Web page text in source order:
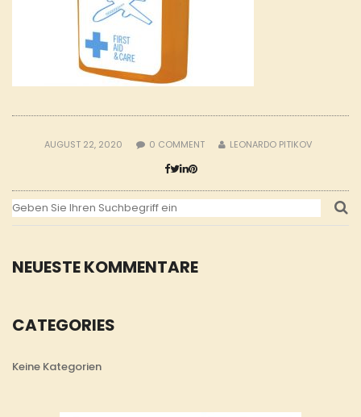
NEUESTE KOMMENTARE
CATEGORIES
Keine Kategorien
AUGUST 22, 2020 0 COMMENT LEONARDO PITIKOV